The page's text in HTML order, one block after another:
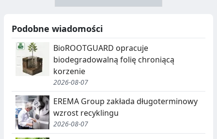
N
I
E
,
S
E
G
R
B
U
C
J
A
Podobne wiadomości
BioROOTGUARD opracuje
biodegradowalną folię chroniącą
korzenie
2026-08-07
EREMA Group zakłada długoterminowy
wzrost recyklingu
2026-08-07